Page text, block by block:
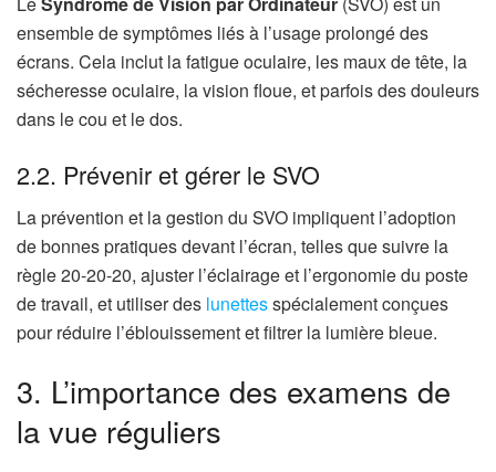
ensemble de symptômes liés à l’usage prolongé des
écrans. Cela inclut la fatigue oculaire, les maux de tête, la
sécheresse oculaire, la vision floue, et parfois des douleurs
dans le cou et le dos.
2.2. Prévenir et gérer le SVO
La prévention et la gestion du SVO impliquent l’adoption
de bonnes pratiques devant l’écran, telles que suivre la
règle 20-20-20, ajuster l’éclairage et l’ergonomie du poste
de travail, et utiliser des lunettesspécialement conçues
pour réduire l’éblouissement et filtrer la lumière bleue.
3. L’importance des examens de
la vue réguliers